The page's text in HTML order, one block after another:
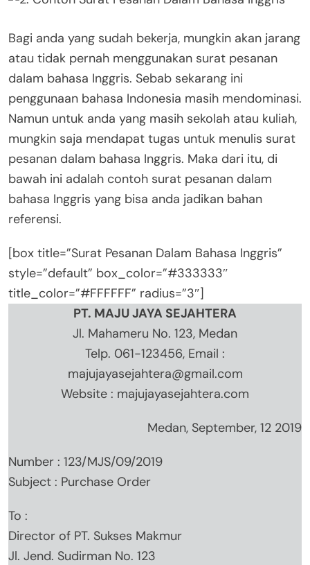
Bagi anda yang sudah bekerja, mungkin akan jarang
atau tidak pernah menggunakan surat pesanan
dalam bahasa Inggris. Sebab sekarang ini
penggunaan bahasa Indonesia masih mendominasi.
Namun untuk anda yang masih sekolah atau kuliah,
mungkin saja mendapat tugas untuk menulis surat
pesanan dalam bahasa Inggris. Maka dari itu, di
bawah ini adalah contoh surat pesanan dalam
bahasa Inggris yang bisa anda jadikan bahan
referensi.
[box title=”Surat Pesanan Dalam Bahasa Inggris”
style=”default” box_color=”#333333″
title_color=”#FFFFFF” radius=”3″]
PT. MAJU JAYA SEJAHTERA
Jl. Mahameru No. 123, Medan
Telp. 061-123456, Email :
majujayasejahtera@gmail.com
Website : majujayasejahtera.com
Medan, September, 12 2019
Number : 123/MJS/09/2019
Subject : Purchase Order
To :
Director of PT. Sukses Makmur
Jl. Jend. Sudirman No. 123